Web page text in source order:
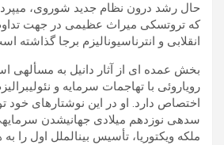
حال رشد درون نظام جديد شوروی،
که تروتسکی ميراث عظيمی در جھت
انقلابی و انترناسيوناليزم برجا گذاشته
بخش عمده ای از آثار دانيل به مسألهی
روياروئی با تھاجمات سرمايه و
اختصاص دارد. او در اين نوشتارھای خود
سدهی نوزدھم ميلادی جھانیشدن
ملکه ويکتوريا، تأسيس بينالملل اول را به